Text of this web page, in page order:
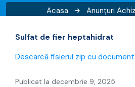
Acasa Anunțuri
Sulfat de fier heptahidrat
Descarcă fisierul zip cu
Publicat la decembrie 9, 2025